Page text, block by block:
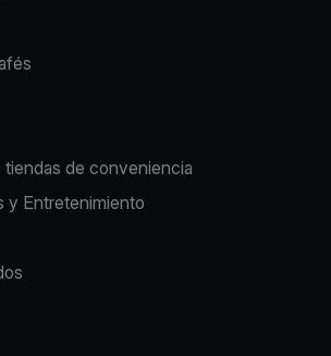
de conveniencia
y Entretenimiento